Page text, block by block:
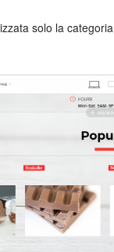
solo la categoria